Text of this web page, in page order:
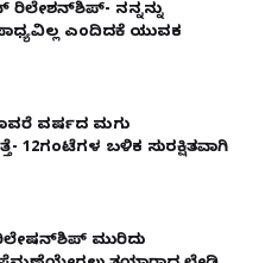
ನನ್ನನ್ನು
ಎಂದಿದಕ್ಕೆ ಯುವಕ
ವರ್ಷದ ಮಗು
12ಗಂಟೆಗಳ ಬಳಿಕ ಸುರಕ್ಷಿತವಾಗಿ
ಮುರಿದು